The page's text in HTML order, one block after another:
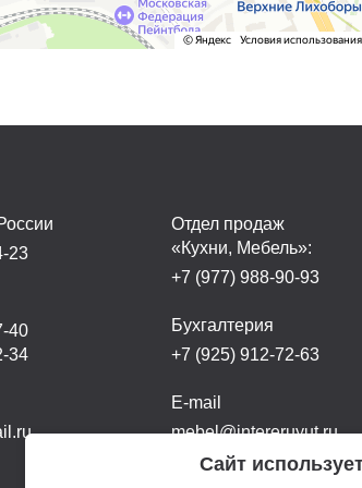
Сайт
23
40
34
Отдел продаж
«Кухни, Мебель»:
+7 (977) 988-90-93
Бухгалтерия
+7 (925) 912-72-63
E-mail
mebel@intereruyut.ru